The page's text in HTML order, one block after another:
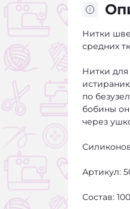
Нитки
средних
Нитки
по
бобины
через
Артикул:
Состав: